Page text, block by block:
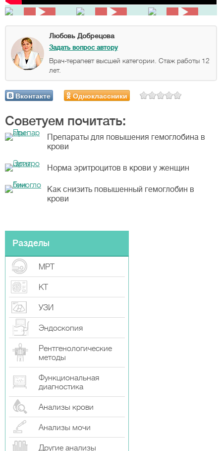
Любовь Добрецова
Задать вопрос автору
Врач-терапевт высшей категории. Стаж работы 12
лет.
Вконтакте Одноклассники
Советуем почитать:
Препараты для повышения гемоглобина в
крови
Норма эритроцитов в крови у женщин
Как снизить повышенный гемоглобин в
крови
Разделы
МРТ
КТ
УЗИ
Эндоскопия
Рентгенологические
методы
Функциональная
диагностика
Анализы крови
Анализы мочи
Другие анализы